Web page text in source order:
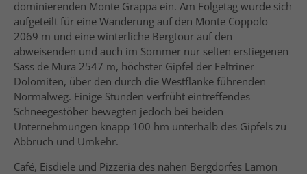
dominierenden Monte Grappa ein. Am Folgetag wurde sich
aufgeteilt für eine Wanderung auf den Monte Coppolo
2069 m und eine winterliche Bergtour auf den
abweisenden und auch im Sommer nur selten erstiegenen
Sass de Mura 2547 m, höchster Gipfel der Feltriner
Dolomiten, über den durch die Westflanke führenden
Normalweg. Einige Stunden verfrüht eintreffendes
Schneegestöber bewegten jedoch bei beiden
Unternehmungen knapp 100 hm unterhalb des Gipfels zu
Abbruch und Umkehr.
Café, Eisdiele und Pizzeria des nahen Bergdorfes Lamon